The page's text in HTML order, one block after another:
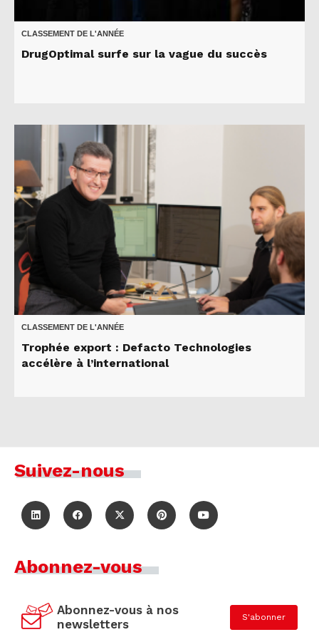
CLASSEMENT DE L'ANNÉE
DrugOptimal surfe sur la vague du succès
CLASSEMENT DE L'ANNÉE
Trophée export : Defacto Technologies
accélère à l’international
Suivez-nous
Abonnez-vous
Abonnez-vous à nos
newsletters
S'abonner